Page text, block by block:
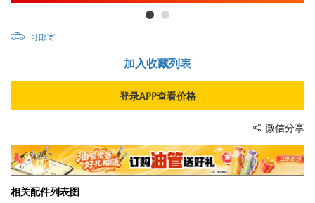
可邮寄
加入收藏列表
登录APP查看价格
微信分享
相关配件列表图